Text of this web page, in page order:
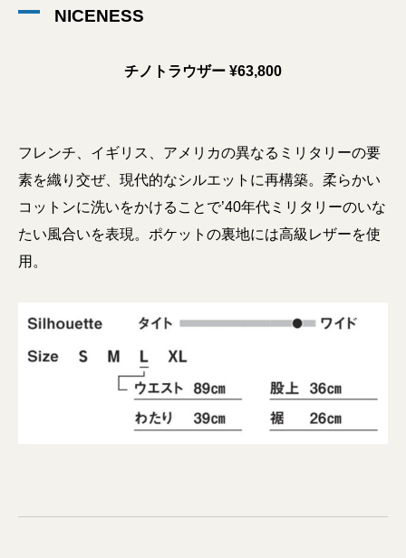
NICENESS
チノトラウザー ¥63,800
フレンチ、イギリス、アメリカの異なるミリタリーの要
素を織り交ぜ、現代的なシルエットに再構築。柔らかい
コットンに洗いをかけることで’40年代ミリタリーのいな
たい風合いを表現。ポケットの裏地には高級レザーを使
用。